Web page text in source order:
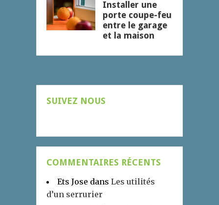
Installer une
porte coupe-feu
entre le garage
et la maison
SUIVEZ NOUS
COMMENTAIRES RÉCENTS
Ets Jose dans Les utilités
d’un serrurier